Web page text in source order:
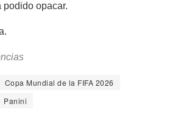
opacar.
Copa Mundial de la FIFA 2026
Panini